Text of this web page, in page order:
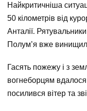
Найкритичніша
50 кілометрів від
Анталії.
Полум’я вже
Гасять пожежу і з
вогнеборцям вдалося
посилився вітер та